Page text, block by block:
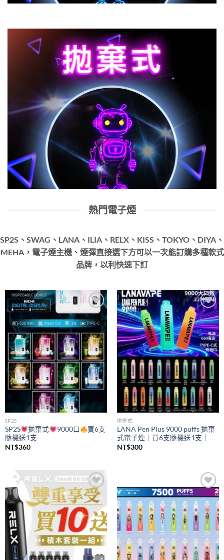
熱門電子煙
SP2S、SWAG、LANA、ILIA、RELX、KISS、TOKYO、DIYA、
MEHA，電子煙主機、煙彈直接選下方可以一次能訂購多種款式
品牌，以利快速下訂
Add to
wishlist
SP2S
SP2S 拋棄式 9000口
買6支
隨機送1支
NT$360
Add to
wishlist
拋棄式
LANA Pen Plus 9000 puffs 拋棄
式電子煙｜買6支隨機送1支｜
NT$300
Add to
wishlist
Add to
wishlist